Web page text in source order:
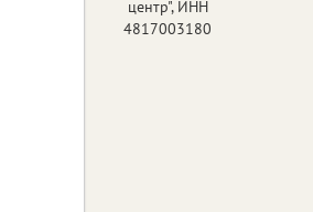
центр", ИНН
4817003180